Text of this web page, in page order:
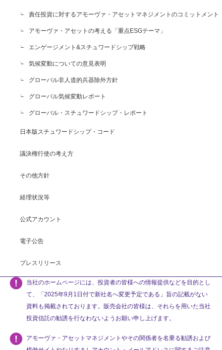
責任投資に対するアモーヴァ・アセットマネジメントのコミットメント
アモーヴァ・アセットの考える「重点ESGテーマ」
エンゲージメント&スチュワードシップ戦略
気候変動についての意見表明
グローバル非人道的兵器除外方針
グローバル気候変動レポート
グローバル・スチュワードシップ・レポート
日本版スチュワードシップ・コード
議決権行使の考え方
その他方針
経理状況等
公式アカウント
電子公告
プレスリリース
当社のホームページには、投資者の皆様への情報提供などを目的とし
て、「2025年9月1日付で新社名へ変更予定である」旨の記載がない
資料も掲載されております。販売会社の皆様は、それらを用いた当社
投資信託の勧誘を行なわないようお願い申し上げます。
アモーヴァ・アセットマネジメントやその関係者を名乗る勧誘および